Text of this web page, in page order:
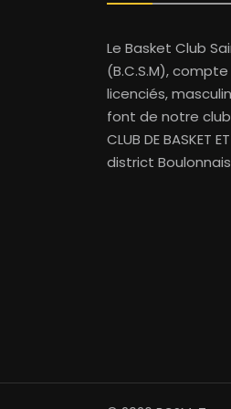
Le Basket Club
(B.C.S.M),
licenciés,
font de notre club
CLUB DE BASKET
district